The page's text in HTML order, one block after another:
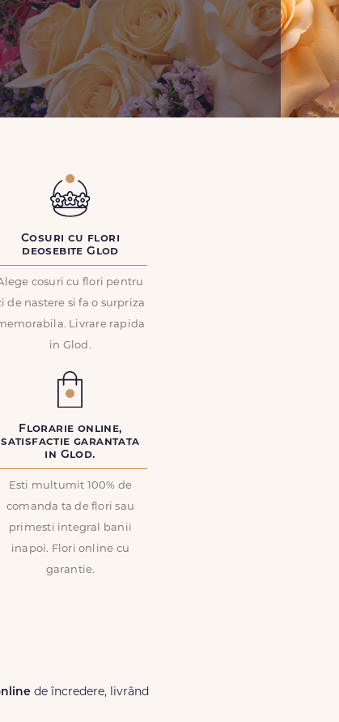
Cosuri cu flori
deosebite Glod
cosuri cu flori pentru
de nastere si fa o surpriza
Livrare rapida
in Glod.
Florarie online,
satisfactie garantata
in Glod.
Esti multumit 100% de
comanda ta de flori sau
primesti integral banii
inapoi. Flori online cu
garantie.
de încredere, livrând